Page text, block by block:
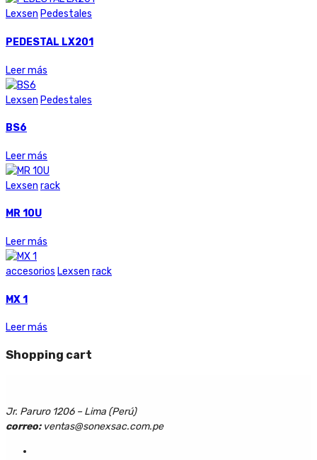
Lexsen Pedestales
PEDESTAL LX201
Leer más
Lexsen Pedestales
BS6
Leer más
Lexsen rack
MR 10U
Leer más
accesorios Lexsen rack
MX 1
Leer más
Shopping cart
Jr. Paruro 1206 – Lima (Perú)
correo:ventas@sonexsac.com.pe